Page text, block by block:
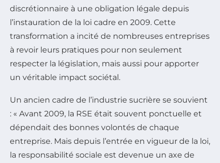
discrétionnaire à une obligation légale depuis
l’instauration de la loi cadre en 2009. Cette
transformation a incité de nombreuses entreprises
à revoir leurs pratiques pour non seulement
respecter la législation, mais aussi pour apporter
un véritable impact sociétal.
Un ancien cadre de l’industrie sucrière se souvient
: « Avant 2009, la RSE était souvent ponctuelle et
dépendait des bonnes volontés de chaque
entreprise. Mais depuis l’entrée en vigueur de la loi,
la responsabilité sociale est devenue un axe de